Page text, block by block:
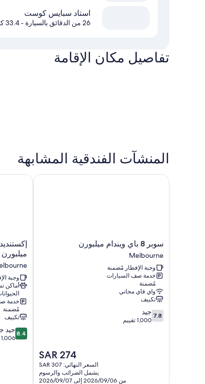
استاد سبايس كوست
26 من الدقائق بالسيارة - 33.4 كم
تفاصيل مكان الإقامة
المنشآت الفندقية المشابهة
سوبر
باي
ويندام
ميلبورن
Melbourne
سوبر 8 باي ويندام ميلبورن
Melbourne
وجبة الإفطار مُضمنة
خدمة صف السيارات
مُضمنة
واي فاي مجاني
تكييف
7.8
من
7.8 جيد
1,000 تقييم
السعر
الحالي
هو
SAR
SAR 274
السعر النهائي: SAR 307
يشمل الضرائب والرسوم
من 2026/09/06 إلى 2026/09/07
سوبر 8 باي ويندام ميلبورن
إكستنديد
ستاي
أميريكا
بريميير
سويتس
ميلبورن
95
ميلبورن
وجبة
أماكن
خدمة
مُضمنة
تكييف
8.4
من
8.4جيد
1,006 تقييمات
إكستنديد